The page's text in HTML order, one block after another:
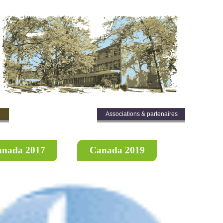
Associations & partenaires
2017 Canada 2019